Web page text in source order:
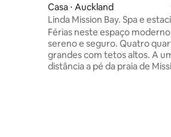
Casa ⋅ Auckland
Linda Mission Bay. Spa e
Área segura da cidade
Férias neste espaço
sereno e seguro. Quatro
grandes com tetos altos. A uma curta
distância a pé da praia de